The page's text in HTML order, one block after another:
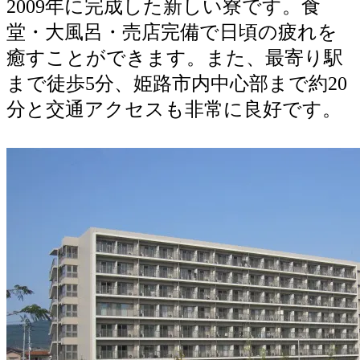
環境への取り組み（広畑地区）
地域・社会貢献（広畑地区）
採用情報（広畑地区）
所内の野鳥（広畑地区）
2009年に完成した新しい寮です。食
堂・大風呂・売店完備で日頃の疲れを
癒すことができます。また、最寄り駅
まで徒歩5分、姫路市内中心部まで約20
分と交通アクセスも非常に良好です。